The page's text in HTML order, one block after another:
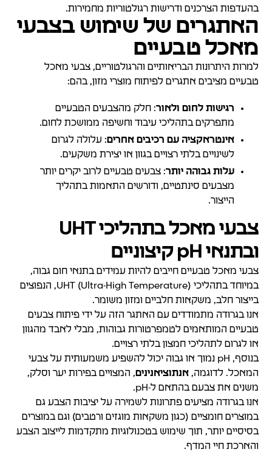
בהעדפות הצרכנים ודרישות רגולטוריות מחמירות.
האתגרים של שימוש בצבעי
מאכל טבעיים
למרות היתרונות הבריאותיים והרגולטוריים, צבעי מאכל
טבעיים מציבים אתגרים לפיתוח מוצרי מזון, בהם:
רגישות לחום ולאור: חלק מהצבעים הטבעיים
מתפרקים בתהליכי עיבוד וחשיפה ממושכת לחום.
אינטראקציה עם רכיבים אחרים : עלולה לגרום
לשינויים בלתי רצויים בגוון או יצירת משקעים.
עלות גבוהה יותר: צבעים טבעיים לרוב יקרים יותר
מצבעים סינתטיים, ודורשים התאמות בתהליך
הייצור.
צבעי מאכל בתהליכי UHT
ובתנאי pH קיצוניים
צבעי מאכל טבעיים חייבים להיות עמידים בתנאי חום גבוה,
במיוחד בתהליכי UHT (Ultra-High Temperature), הנפוצים
בייצור חלב, משקאות חלביים ומזון משומר.
אנו בגרודה מתמודדים עם האתגר הזה על ידי פיתוח צבעים
טבעיים המותאמים לטמפרטורות גבוהות, מבלי לאבד מהגוון
או לגרום לתהליכי חמצון בלתי רצויים.
בנוסף, pH נמוך או גבוה יכול להשפיע משמעותית על צבעי
המאכל. לדוגמה,אנתוציאנינים , המצויים בפירות יער וסלק,
משנים את צבעם בהתאם ל-pH.
אנו בגרודה מציעים פתרונות לשמירה על יציבות הצבע גם
במוצרים חומציים (כגון משקאות מוגזים ורטבים) וגם במוצרים
בסיסיים יותר, תוך שימוש בטכנולוגיות מתקדמות לייצוב הצבע
והארכת חיי המדף.